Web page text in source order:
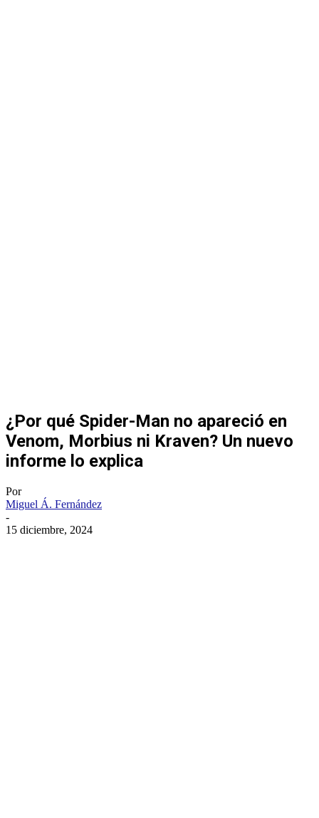
¿Por qué Spider-Man no apareció en
Venom, Morbius ni Kraven? Un nuevo
informe lo explica
Por
Miguel Á. Fernández
-
15 diciembre, 2024